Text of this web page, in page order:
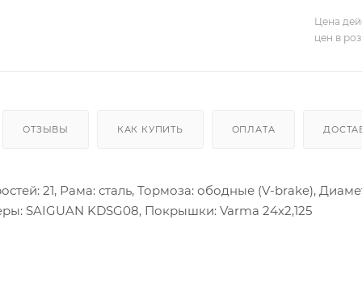
Цена
цен в
ОТЗЫВЫ КАК КУПИТЬ ОПЛАТА
21, Рама: сталь, Тормоза: ободные (V-brake),
SAIGUAN KDSG08, Покрышки: Varma 24х2,125